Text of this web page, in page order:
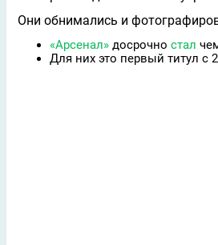
Они обнимались и
«Арсенал» досрочно стал
Для них это первый титул с